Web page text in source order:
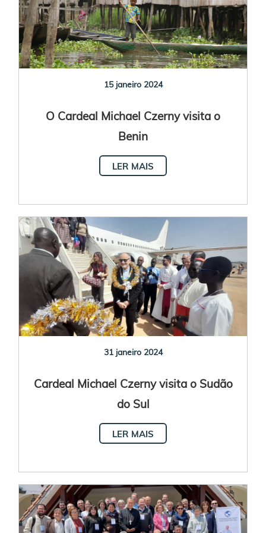
15 janeiro 2024
O Cardeal Michael Czerny visita o
Benin
LER MAIS
31 janeiro 2024
Cardeal Michael Czerny visita o Sudão
do Sul
LER MAIS